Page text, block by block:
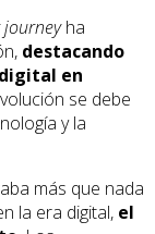
ha
destacando
en
se debe
y la
más que nada
la era digital, el